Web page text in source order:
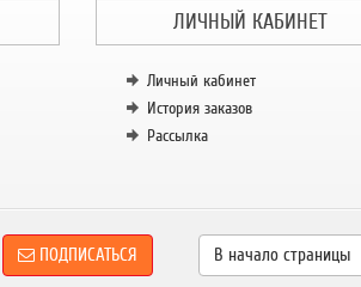
ЛИЧНЫЙ КАБИНЕТ
Личный кабинет
История заказов
Рассылка
ПОДПИСАТЬСЯ В начало страницы